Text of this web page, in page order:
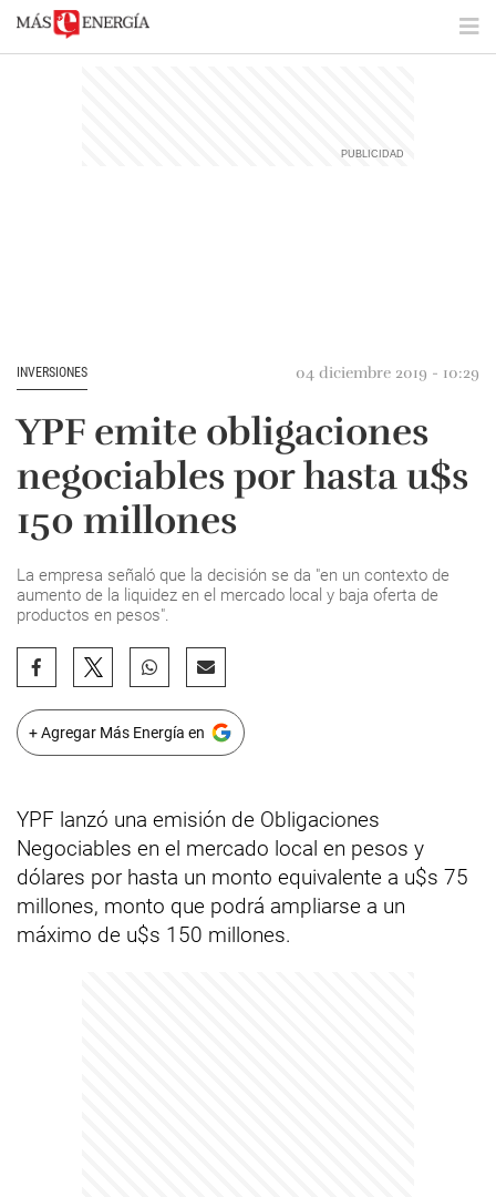
INVERSIONES 04 diciembre 2019 - 10:29
YPF emite obligaciones
negociables por hasta u$s
150 millones
La empresa señaló que la decisión se da "en un contexto de
aumento de la liquidez en el mercado local y baja oferta de
productos en pesos".
+ Agregar Más Energía en
YPF lanzó una emisión de Obligaciones
Negociables en el mercado local en pesos y
dólares por hasta un monto equivalente a u$s 75
millones, monto que podrá ampliarse a un
máximo de u$s 150 millones.